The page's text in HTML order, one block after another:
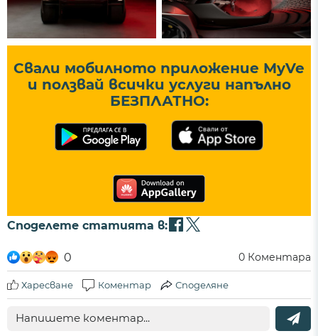
Свали мобилното приложение MyVe
и ползвай всички услуги напълно
БЕЗПЛАТНО:
Споделете статията в:
0 0 Коментара
Харесване Коментар Споделяне